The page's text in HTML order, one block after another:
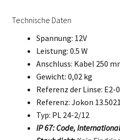
Technische Daten
Spannung: 12V
Leistung: 0.5 W
Anschluss: Kabel 250
Gewicht: 0,02 kg
Referenz der Linse: E2-
Referenz: Jokon
Typ: PL 24-2/12
IP 67: Code,